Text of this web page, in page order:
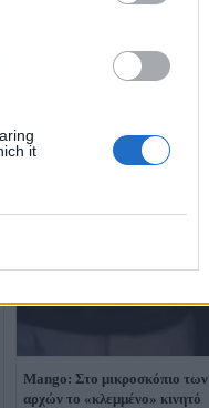
it
Mango: Στο μικροσκόπιο των
αρχών το «κλεμμένο» κινητό